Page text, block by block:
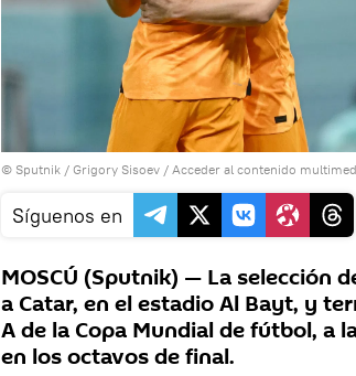
© Sputnik / Grigory Sisoev / Acceder al contenido
Síguenos en
MOSCÚ (Sputnik) — La selección
a Catar, en el estadio Al Bayt, y
A de la Copa Mundial de fútbol, a
en los octavos de final.